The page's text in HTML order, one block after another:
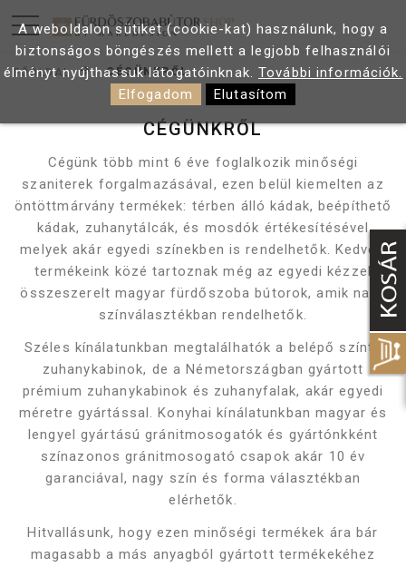
FŐOLDAL CÉGÜNKRŐL
CÉGÜNKRŐL
Cégünk több mint 6 éve foglalkozik minőségi
szaniterek forgalmazásával, ezen belül kiemelten az
öntöttmárvány termékek: térben álló kádak, beépíthető
kádak, zuhanytálcák, és mosdók értékesítésével
melyek akár egyedi színekben is rendelhetők. Kedvelt
termékeink közé tartoznak még az egyedi kézzel
összeszerelt magyar fürdőszoba bútorok, amik nagy
színválasztékban rendelhetők.
Széles kínálatunkban megtalálhatók a belépő színtű
zuhanykabinok, de a Németországban gyártott
prémium zuhanykabinok és zuhanyfalak, akár egyedi
méretre gyártással. Konyhai kínálatunkban magyar és
lengyel gyártású gránitmosogatók és gyártónkként
színazonos gránitmosogató csapok akár 10 év
garanciával, nagy szín és forma választékban
elérhetők.
Hitvallásunk, hogy ezen minőségi termékek ára bár
magasabb a más anyagból gyártott termékekéhez
A weboldalon sütiket (cookie-kat) használunk, hogy a
biztonságos böngészés mellett a legjobb felhasználói
élményt nyújthassuk látogatóinknak. További információk.
Elfogadom
Elutasítom